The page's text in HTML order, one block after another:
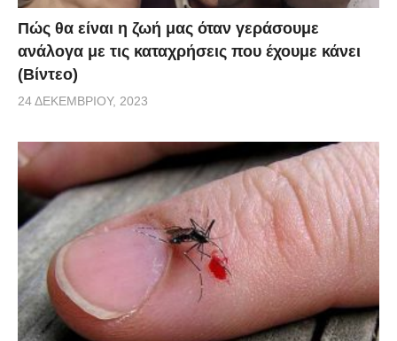
via
Πώς θα είναι η ζωή μας όταν γεράσουμε
ανάλογα με τις καταχρήσεις που έχουμε κάνει
(Βίντεο)
24 ΔΕΚΕΜΒΡΊΟΥ, 2023